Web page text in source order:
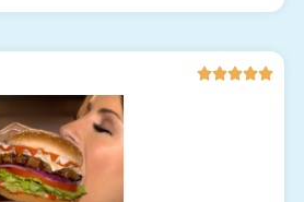
